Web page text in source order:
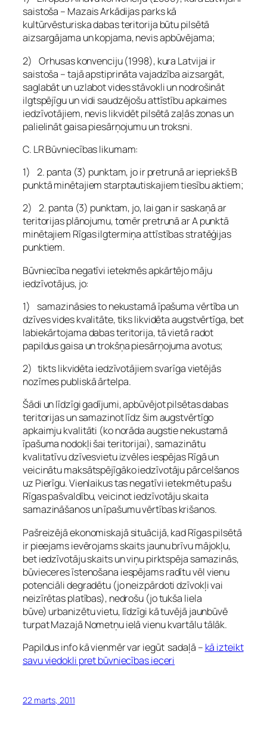
saistoša – Mazais Arkādijas parks kā
kultūrvēsturiska dabas teritorija būtu pilsētā
aizsargājama un kopjama, nevis apbūvējama;
2) Orhusas konvenciju (1998), kura Latvijai ir
saistoša – tajā apstiprināta vajadzība aizsargāt,
saglabāt un uzlabot vides stāvokli un nodrošināt
ilgtspējīgu un vidi saudzējošu attīstību apkaimes
iedzīvotājiem, nevis likvidēt pilsētā zaļās zonas un
palielināt gaisa piesārņojumu un troksni.
C. LR Būvniecības likumam:
1) 2. panta (3) punktam, jo ir pretrunā ar iepriekš B
punktā minētajiem starptautiskajiem tiesību aktiem;
2) 2. panta (3) punktam, jo, lai gan ir saskaņā ar
teritorijas plānojumu, tomēr pretrunā ar A punktā
minētajiem Rīgas ilgtermiņa attīstības stratēģijas
punktiem.
Būvniecība negatīvi ietekmēs apkārtējo māju
iedzīvotājus, jo:
1) samazināsies to nekustamā īpašuma vērtība un
dzīves vides kvalitāte, tiks likvidēta augstvērtīga, bet
labiekārtojama dabas teritorija, tā vietā radot
papildus gaisa un trokšņa piesārņojuma avotus;
2) tikts likvidēta iedzīvotājiem svarīga vietējās
nozīmes publiskā ārtelpa.
Šādi un līdzīgi gadījumi, apbūvējot pilsētas dabas
teritorijas un samazinot līdz šim augstvērtīgo
apkaimju kvalitāti (ko norāda augstie nekustamā
īpašuma nodokļi šai teritorijai), samazinātu
kvalitatīvu dzīvesvietu izvēles iespējas Rīgā un
veicinātu maksātspējīgāko iedzīvotāju pārcelšanos
uz Pierīgu. Vienlaikus tas negatīvi ietekmētu pašu
Rīgas pašvaldību, veicinot iedzīvotāju skaita
samazināšanos un īpašumu vērtības krišanos.
Pašreizējā ekonomiskajā situācijā, kad Rīgas pilsētā
ir pieejams ievērojams skaits jaunu brīvu mājokļu,
bet iedzīvotāju skaits un viņu pirktspēja samazinās,
būvieceres īstenošana iespējams radītu vēl vienu
potenciāli degradētu (jo neizpārdoti dzīvokļi vai
neizīrētas platības), nedrošu (jo tukša liela
būve) urbanizētu vietu, līdzīgi kā tuvējā jaunbūvē
turpat Mazajā Nometņu ielā vienu kvartālu tālāk.
Papildus info kā vienmēr var iegūt sadaļā – kā izteikt
savu viedokli pret būvniecības ieceri
22 marts, 2011